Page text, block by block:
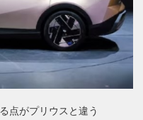
点がプリウスと違う